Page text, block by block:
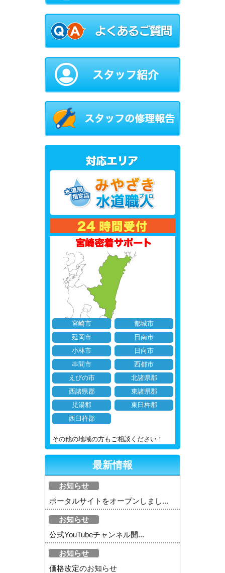
宮崎市
都城市
延岡市
日南市
小林市
日向市
串間市
西都市
えびの市
北諸県郡
西諸県郡
東諸県郡
児湯郡
東臼杵郡
西臼杵郡
その他の地域の方もご相談ください！
最新情報
お知らせ
ポータルサイトをオープンしまし...
お知らせ
公式YouTubeチャンネル開...
お知らせ
価格改定のお知らせ